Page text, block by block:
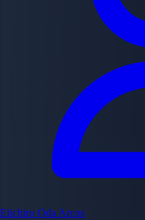
Eiichiro Oda Arcos